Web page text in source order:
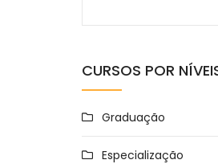
CURSOS POR
Graduação
Especialização